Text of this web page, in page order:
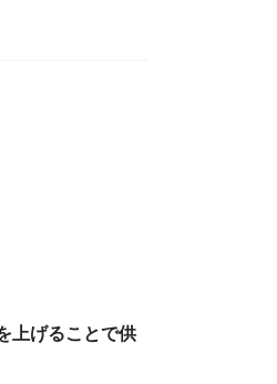
上げることで供